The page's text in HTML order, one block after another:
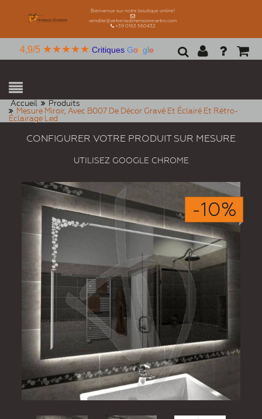
Bienvenue sur notre boutique online!
vendite@vetreriadimensionevetro.com
+39 0163 560432
4,9/5 ★★★★★ Critiques Google
Accueil
Produits
Mesure Miroir, Avec B007 De Décor Gravé Et Éclairé Et Rétro-
Éclairage Led
CONFIGURER VOTRE PRODUIT SUR MESURE
UTILISEZ GOOGLE CHROME
-10%